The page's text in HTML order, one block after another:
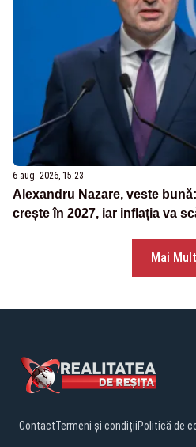
6 aug. 2026, 15:23
Alexandru Nazare, veste
crește în 2027, iar inflația va
Mai
ContactTermeni și condițiiPolitică de